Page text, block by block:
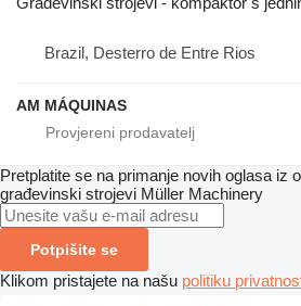
Brazil, Desterro de Entre Rios
AM MÁQUINAS
Pretplatite se na primanje novih oglasa iz
građevinski strojevi Müller Machinery
Potpišite se
Klikom pristajete na našu politiku